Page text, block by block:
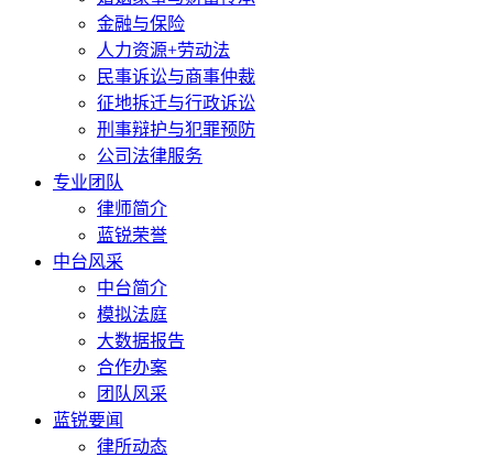
金融与保险
人力资源+劳动法
民事诉讼与商事仲裁
征地拆迁与行政诉讼
刑事辩护与犯罪预防
公司法律服务
专业团队
律师简介
蓝锐荣誉
中台风采
中台简介
模拟法庭
大数据报告
合作办案
团队风采
蓝锐要闻
律所动态